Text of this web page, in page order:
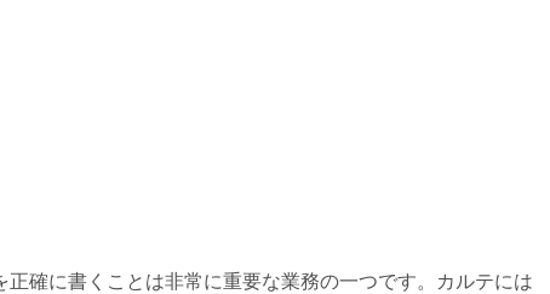
確に書くことは非常に重要な業務の一つです。カルテには